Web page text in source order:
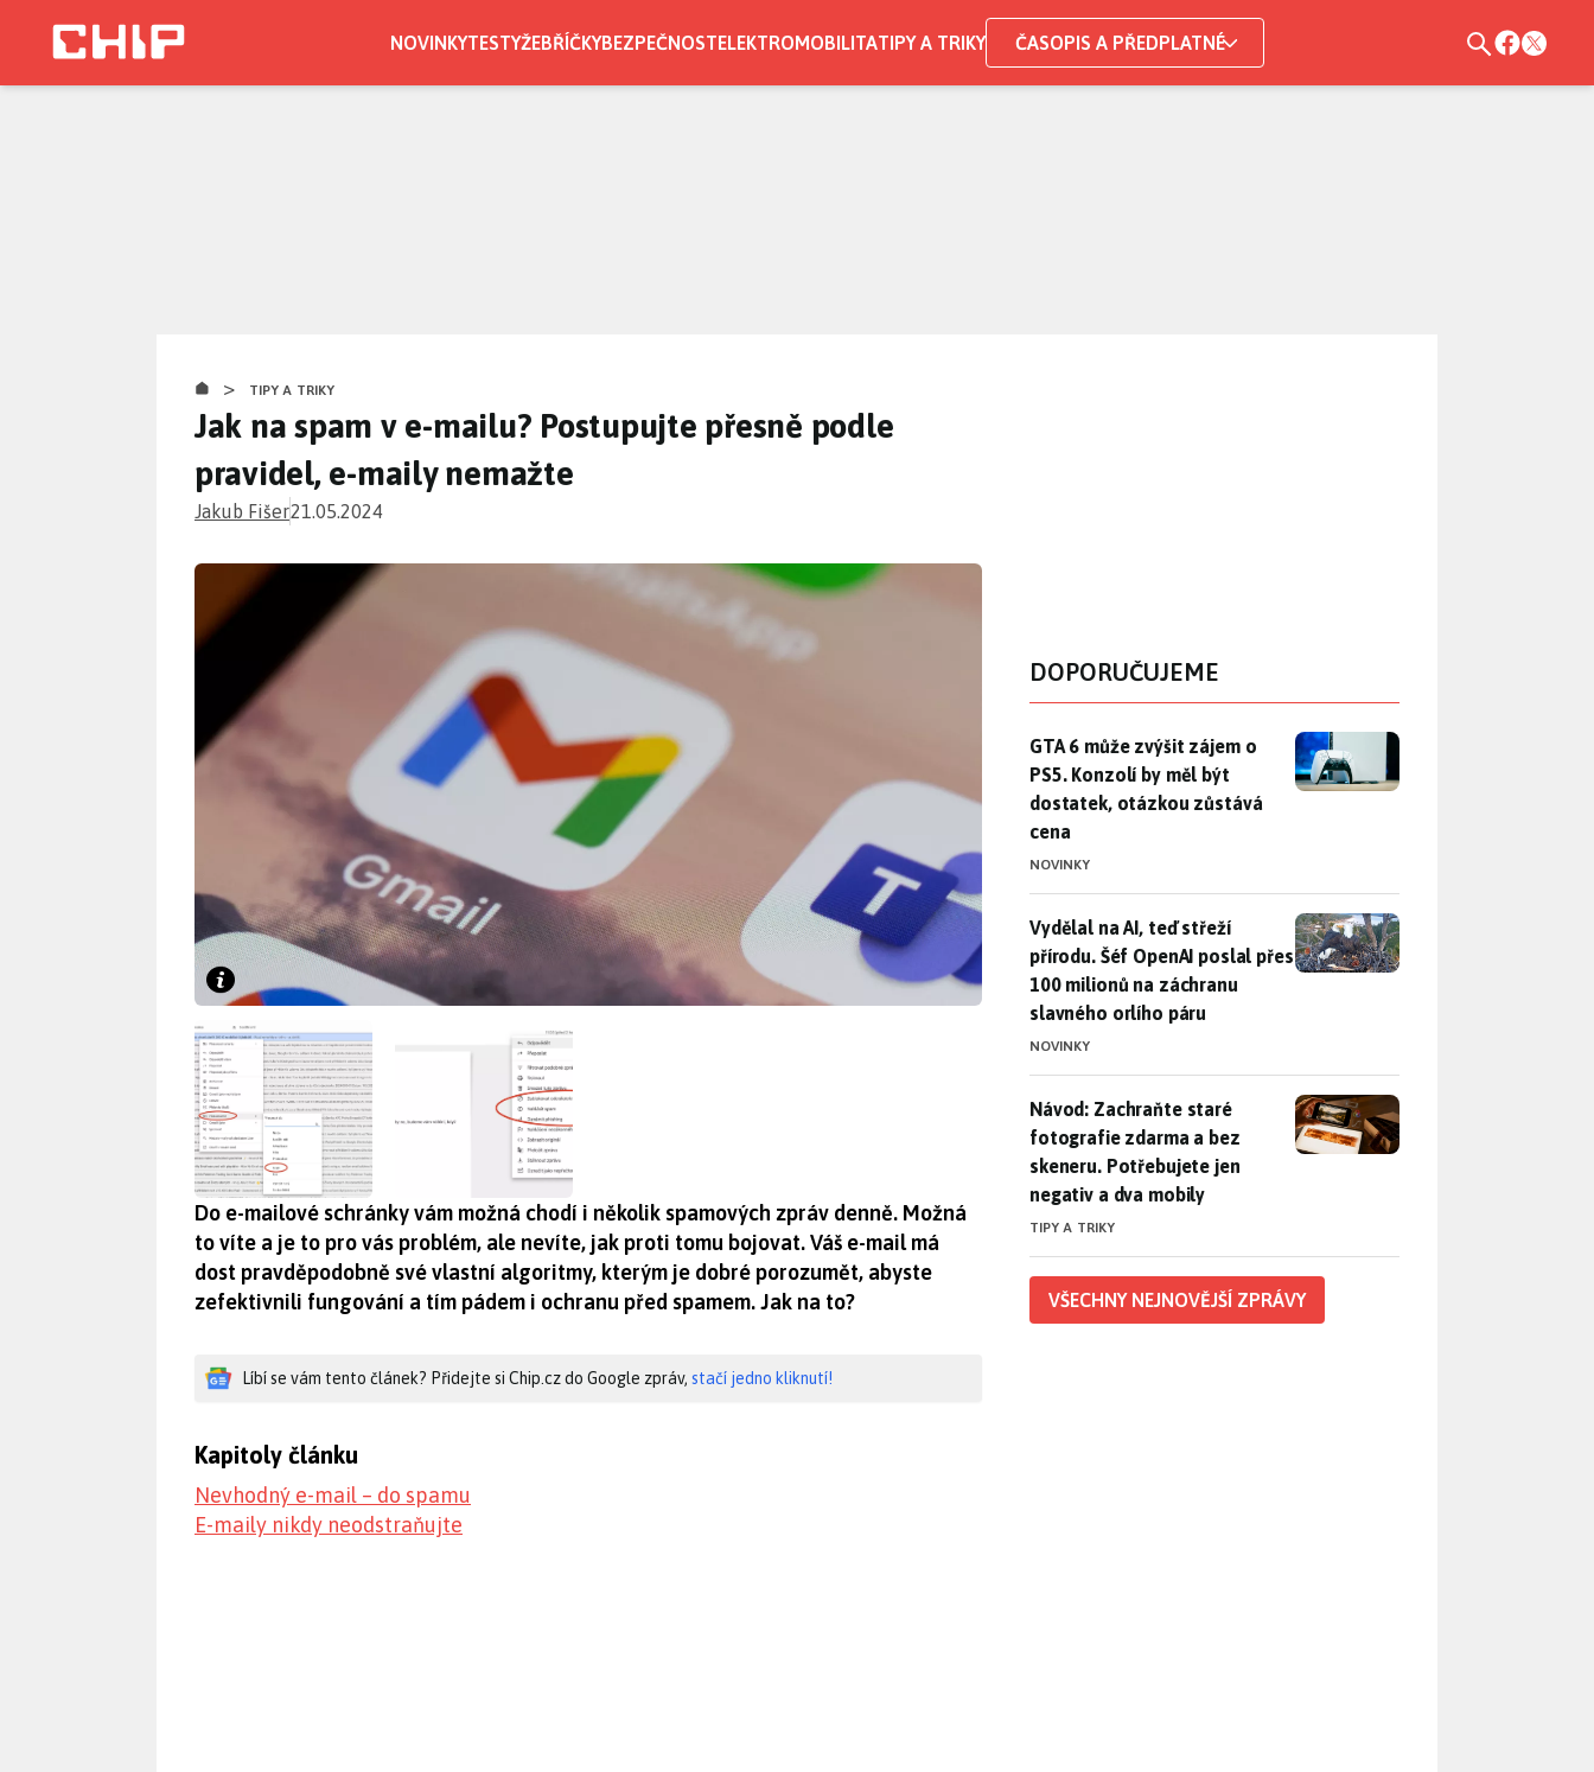
NOVINKYTESTYŽEBŘÍČKYBEZPEČNOSTELEKTROMOBILITATIPY A TRIKY ČASOPIS A PŘEDPLATNÉ
> TIPY A TRIKY
Jak na spam v e-mailu? Postupujte přesně podle
pravidel, e-maily nemažte
Jakub Fišer21.05.2024
Do e-mailové schránky vám možná chodí i několik spamových zpráv denně. Možná
to víte a je to pro vás problém, ale nevíte, jak proti tomu bojovat. Váš e-mail má
dost pravděpodobně své vlastní algoritmy, kterým je dobré porozumět, abyste
zefektivnili fungování a tím pádem i ochranu před spamem. Jak na to?
Líbí se vám tento článek? Přidejte si Chip.cz do Google zpráv, stačí jedno kliknutí!
Kapitoly článku
Nevhodný e-mail – do spamu
E-maily nikdy neodstraňujte
DOPORUČUJEME
GTA 6 může zvýšit zájem o PS5. Konzolí by měl být dostatek,
GTA 6 může zvýšit zájem o
PS5. Konzolí by měl být
dostatek, otázkou zůstává
cena
NOVINKY
Vydělal na AI, teď střeží přírodu. Šéf OpenAI poslal přes 100
Vydělal na AI, teď střeží
přírodu. Šéf OpenAI poslal přes
100 milionů na záchranu
slavného orlího páru
NOVINKY
Návod: Zachraňte staré fotografie zdarma a bez skeneru.
Návod: Zachraňte staré
fotografie zdarma a bez
skeneru. Potřebujete jen
negativ a dva mobily
TIPY A TRIKY
VŠECHNY NEJNOVĚJŠÍ ZPRÁVY